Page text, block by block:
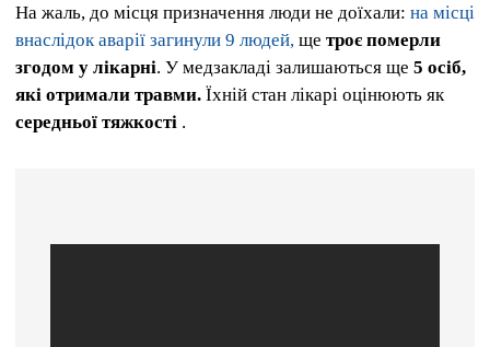
На жаль, до місця призначення люди не доїхали: на місці
внаслідок аварії загинули 9 людей, ще троє померли
згодом у лікарні. У медзакладі залишаються ще 5 осіб,
які отримали травми. Їхній стан лікарі оцінюють як
середньої тяжкості .